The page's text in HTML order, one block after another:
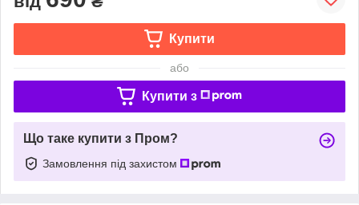
Купити
або
Купити з
Що таке купити з Пром?
Замовлення під захистом